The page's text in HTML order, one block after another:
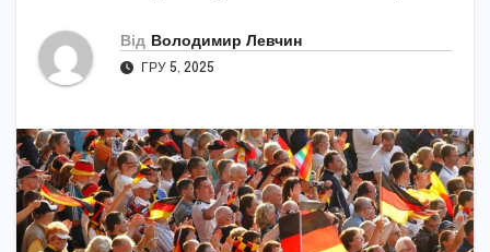
Від Володимир Левчин
ГРУ 5, 2025